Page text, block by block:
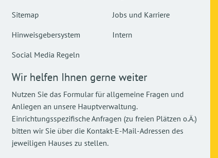
Sitemap
Hinweisgebersystem
Social Media Regeln
Jobs und Karriere
Intern
Wir helfen Ihnen gerne weiter
Nutzen Sie das Formular für allgemeine Fragen und
Anliegen an unsere Hauptverwaltung.
Einrichtungsspezifische Anfragen (zu freien Plätzen o.Ä.)
bitten wir Sie über die Kontakt-E-Mail-Adressen des
jeweiligen Hauses zu stellen.